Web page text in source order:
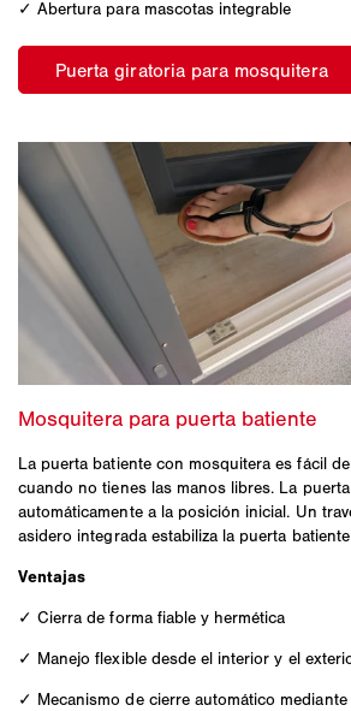
✓ Abertura para mascotas integrable
La puerta batiente con mosquitera es fácil
cuando no tienes las manos libres. La puerta
automáticamente a la posición inicial. Un
asidero integrada estabiliza la puerta
Ventajas
✓ Cierra de forma fiable y hermética
✓ Manejo flexible desde el interior y el
✓ Mecanismo de cierre automático